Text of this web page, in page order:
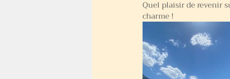
Quel plaisir de revenir
charme !